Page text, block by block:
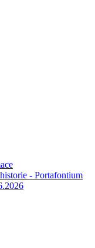
- Portafontium